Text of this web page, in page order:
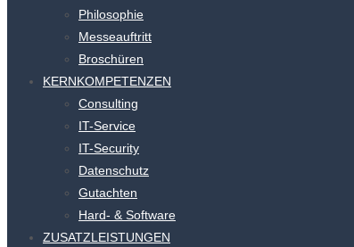
Philosophie
Messeauftritt
Broschüren
KERNKOMPETENZEN
Consulting
IT-Service
IT-Security
Datenschutz
Gutachten
Hard- & Software
ZUSATZLEISTUNGEN